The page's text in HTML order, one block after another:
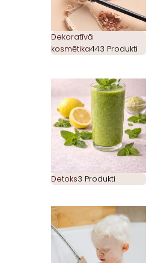
Dekoratīvā
kosmētika443 Produkti
Detoks3 Produkti